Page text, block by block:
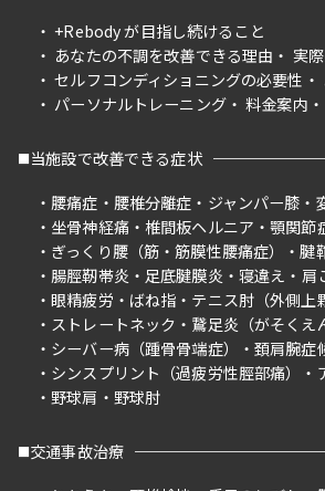
+Rebody が目指し続けること
あなたの不調を改善できる理由
実
セルフコンディショニングの必要性
パーソナルトレーニング
料金案内
当施設で改善できる症状
腰痛症
腰椎分離症 ジャンパー膝
坐骨神経痛
椎間板ヘルニア 顎関節
ぎっくり腰（筋・筋膜性腰痛症）
腱
腸脛靭帯炎
足底腱膜炎 寝違え 肩
眼精疲労
ばね指
テニス肘（外側上
ストレートネック
鵞足炎（がそくえ
シーバー病（踵骨骨端症）
頚肩腕症
シンスプリント（過疲労性脛部痛）
野球肩
野球肘
交通事故治療